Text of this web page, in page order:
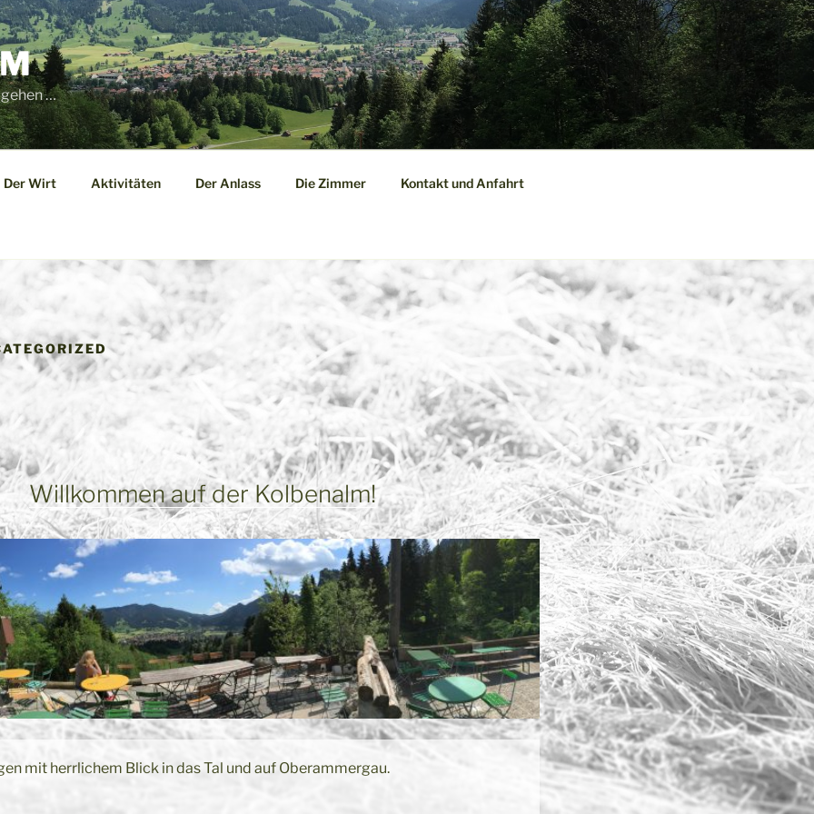
…
Der Wirt Aktivitäten Der Anlass Die Zimmer Kontakt und Anfahrt
Willkommen auf der Kolbenalm!
mit herrlichem Blick in das Tal und auf Oberammergau.